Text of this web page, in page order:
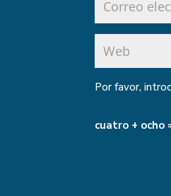
Por favor,
cuatro + ocho